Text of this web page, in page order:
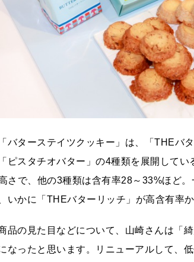
バターステイツクッキー」は、「THEバ
ピスタチオバター」の4種類を展開して
さで、他の3種類は含有率28～33%ほど
いかに「THEバターリッチ」が高含有率
品の見た目などについて、山崎さんは「
なったと思います。リニューアルして、